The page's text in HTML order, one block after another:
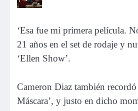
‘Esa fue mi primera película.
21 años en el set de rodaje y
‘Ellen Show’.
Cameron Diaz también
Máscara’, y justo en dicho